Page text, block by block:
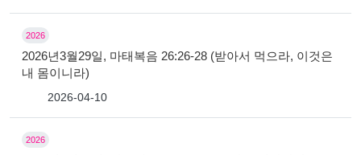
2026
2026년3월29일, 마태복음 26:26-28 (받아서 먹으라, 이것은
내 몸이니라)
2026-04-10
2026